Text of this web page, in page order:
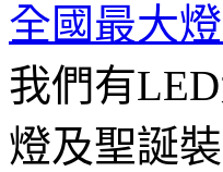
全國最大
我們有
燈及聖誕